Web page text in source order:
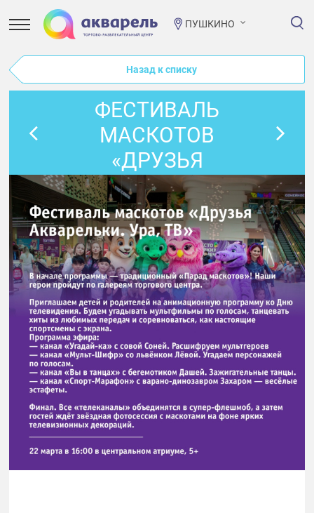
ПУШКИНО
Назад к списку
ФЕСТИВАЛЬ
МАСКОТОВ
«ДРУЗЬЯ
АКВАРЕЛЬКИ. УРА,
ТВ»